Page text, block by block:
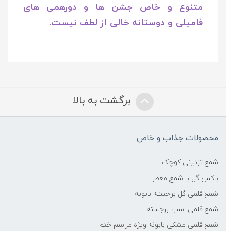
متنوع و خاص جشن ها و دورهمی های
فامیلی و دوستانه خالی از لطف نیست.
برگشت به بالا
محصولات جذاب و خاص
شمع تزئینی کوچک
باکس گل با شمع معطر
شمع قلمی گل برجسته بابونه
شمع قلمی اسب برجسته
شمع قلمی مشکی بابونه ویژه مراسم ختم